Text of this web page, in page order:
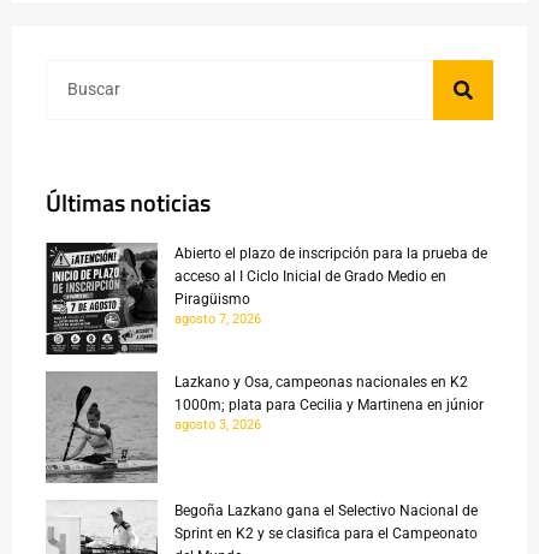
Últimas noticias
Abierto el plazo de inscripción para la prueba de
acceso al I Ciclo Inicial de Grado Medio en
Piragüismo
agosto 7, 2026
Lazkano y Osa, campeonas nacionales en K2
1000m; plata para Cecilia y Martinena en júnior
agosto 3, 2026
Begoña Lazkano gana el Selectivo Nacional de
Sprint en K2 y se clasifica para el Campeonato